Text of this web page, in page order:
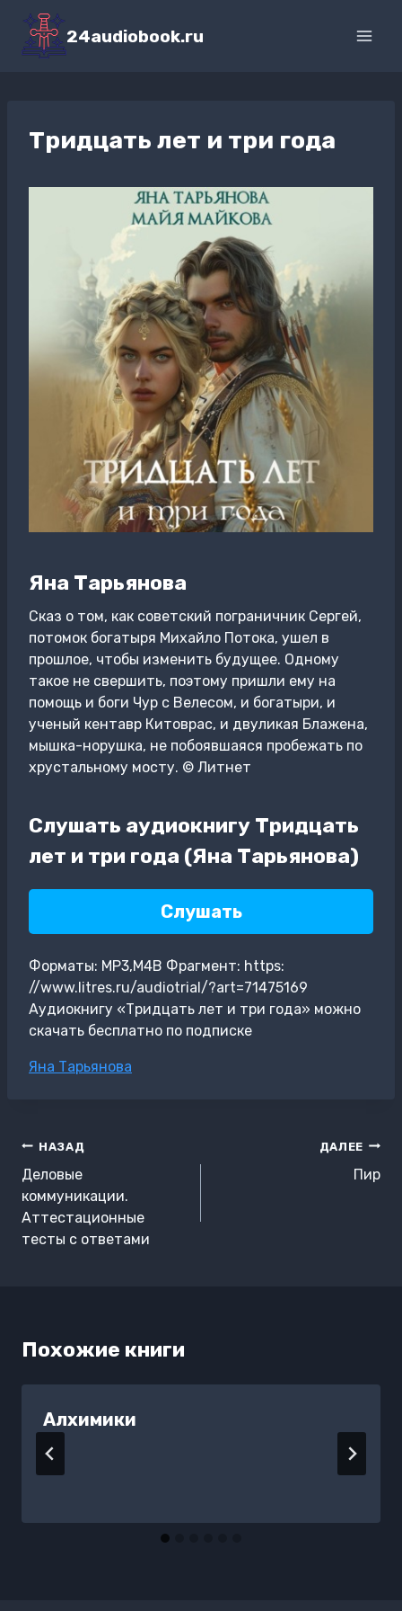
Перейти
содержимому
24audiobook.ru
Тридцать лет и три года
Яна Тарьянова
Сказ о том, как советский пограничник Сергей,
потомок богатыря Михайло Потока, ушел в
прошлое, чтобы изменить будущее. Одному
такое не свершить, поэтому пришли ему на
помощь и боги Чур с Велесом, и богатыри, и
ученый кентавр Китоврас, и двуликая Блажена,
мышка-норушка, не побоявшаяся пробежать по
хрустальному мосту. © Литнет
Слушать аудиокнигу Тридцать
лет и три года (Яна Тарьянова)
Слушать
Форматы: MP3,M4B Фрагмент: https:
//www.litres.ru/audiotrial/?art=71475169
Аудиокнигу «Тридцать лет и три года» можно
скачать бесплатно по подписке
Метки
Яна Тарьянова
Навигация
по
записям
НАЗАД
Деловые
коммуникации.
Аттестационные
тесты с ответами
ДАЛЕЕ
Пир
Похожие книги
Алхимики